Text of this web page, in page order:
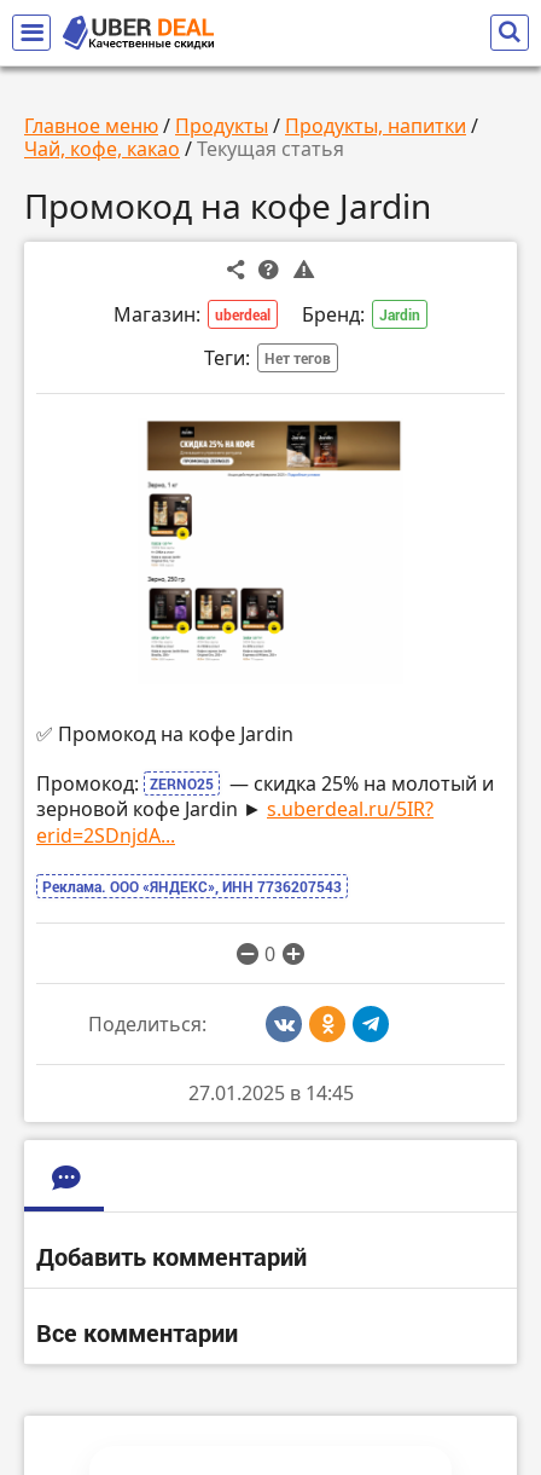
Главное меню/ Продукты / Продукты, напитки /
Чай, кофе, какао /Текущая статья
Промокод на кофе Jardin
Магазин: uberdeal Бренд: Jardin
Теги: Нет тегов
✅ Промокод на кофе Jardin
Промокод:
ZERNO25
— скидка 25% на молотый и
зерновой кофе Jardin ► s.uberdeal.ru/5IR?
erid=2SDnjdA...
Реклама. ООО «ЯНДЕКС», ИНН 7736207543
0
Поделиться:
27.01.2025 в 14:45
Добавить комментарий
Все комментарии